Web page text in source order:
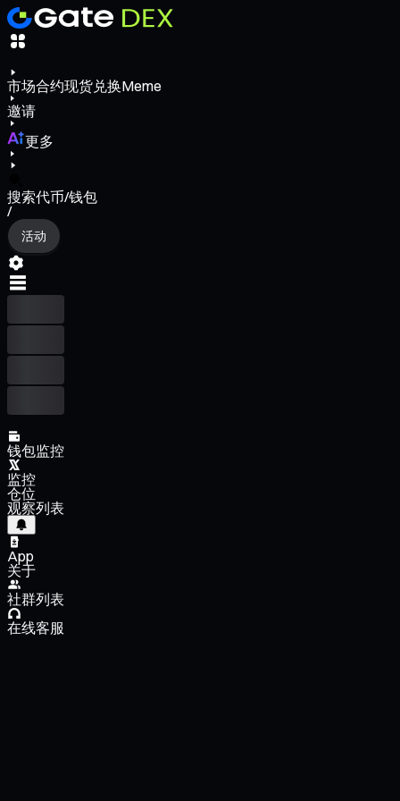
市场合约现货兑换Meme
邀请
更多
搜索代币/钱包
/
活动
钱包监控
监控
仓位
观察列表
App
关于
社群列表
在线客服